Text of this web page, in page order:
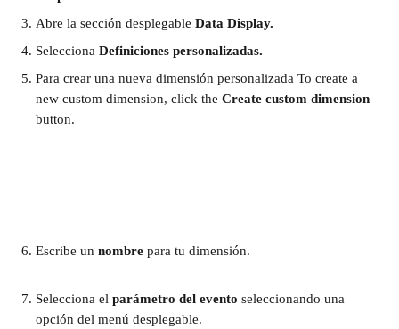
Abre la sección desplegable Data Display.
Selecciona Definiciones personalizadas.
Para crear una nueva dimensión personalizada To create a
new custom dimension, click the Create custom dimension
button.
Escribe un nombre para tu dimensión.
Selecciona el parámetro del evento seleccionando una
opción del menú desplegable.